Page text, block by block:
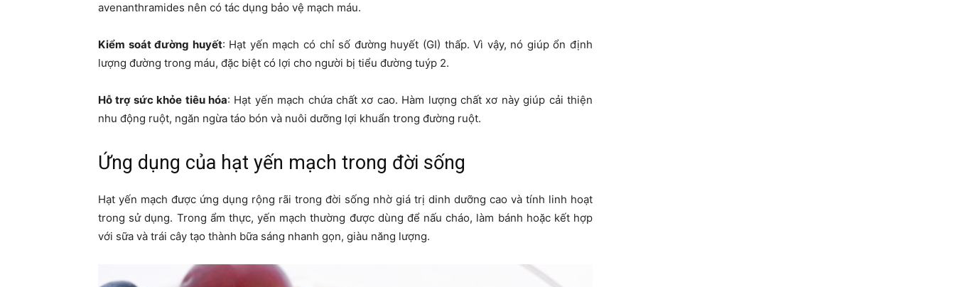
avenanthramides nên có tác dụng bảo vệ mạch máu.
Kiểm soát đường huyết: Hạt yến mạch có chỉ số đường huyết (GI) thấp. Vì vậy, nó giúp ổn định
lượng đường trong máu, đặc biệt có lợi cho người bị tiểu đường tuýp 2.
Hỗ trợ sức khỏe tiêu hóa: Hạt yến mạch chứa chất xơ cao. Hàm lượng chất xơ này giúp cải thiện
nhu động ruột, ngăn ngừa táo bón và nuôi dưỡng lợi khuẩn trong đường ruột.
Ứng dụng của hạt yến mạch trong đời sống
Hạt yến mạch được ứng dụng rộng rãi trong đời sống nhờ giá trị dinh dưỡng cao và tính linh hoạt
trong sử dụng. Trong ẩm thực, yến mạch thường được dùng để nấu cháo, làm bánh hoặc kết hợp
với sữa và trái cây tạo thành bữa sáng nhanh gọn, giàu năng lượng.